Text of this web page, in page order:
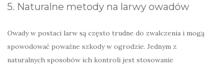
5. Naturalne metody na larwy owadów
Owady w postaci larw są często trudne do zwalczenia i mogą
spowodować poważne szkody w ogrodzie. Jednym z
naturalnych sposobów ich kontroli jest stosowanie